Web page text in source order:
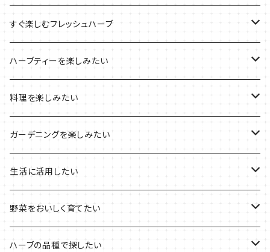
ブリキプランターの栽培キット
木製プランターの栽培キット
プラ製プランターの栽培キット
その他のプランターの栽培キット
おすすめの寄せ植え
2022年のお正月
2022年の母の日
2021年の敬老の日
2021年のハロウィン
2021年のクリスマス
すぐ楽しむフレッシュハーブ
ハーブミックス
ハーブブーケ
フレッシュハーブ
ハーブティーを楽しみたい
ハーブティーの定番ハーブ
リラックスしたい時に
シャキッとしたい時に
デトックスに
気分で香りを楽しみたい
料理を楽しみたい
料理の定番ハーブ
イタリア料理に
魚料理に
BBQ・肉料理に
ガーデニングを楽しみたい
花を楽しみたい
カラーリーフ
ハーブガーデンづくりに
生活に活用したい
パーティーハーブ
インスタ映えハーブ
野菜をおいしく育てたい
トマトのコンパニオン
ハーブの品種で探したい